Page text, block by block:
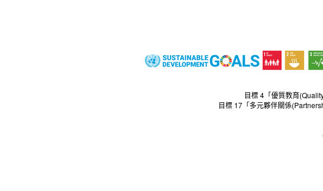
目標 4「優質教育
目標 17「多元夥伴關係